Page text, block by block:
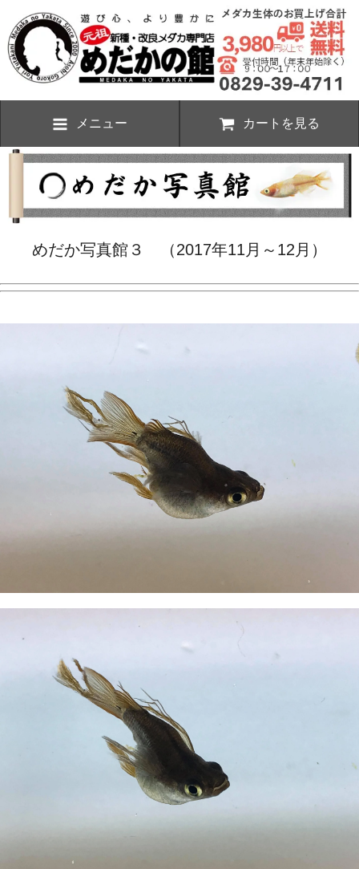
メニュー カートを見る
めだか写真館３ （2017年11月～12月）